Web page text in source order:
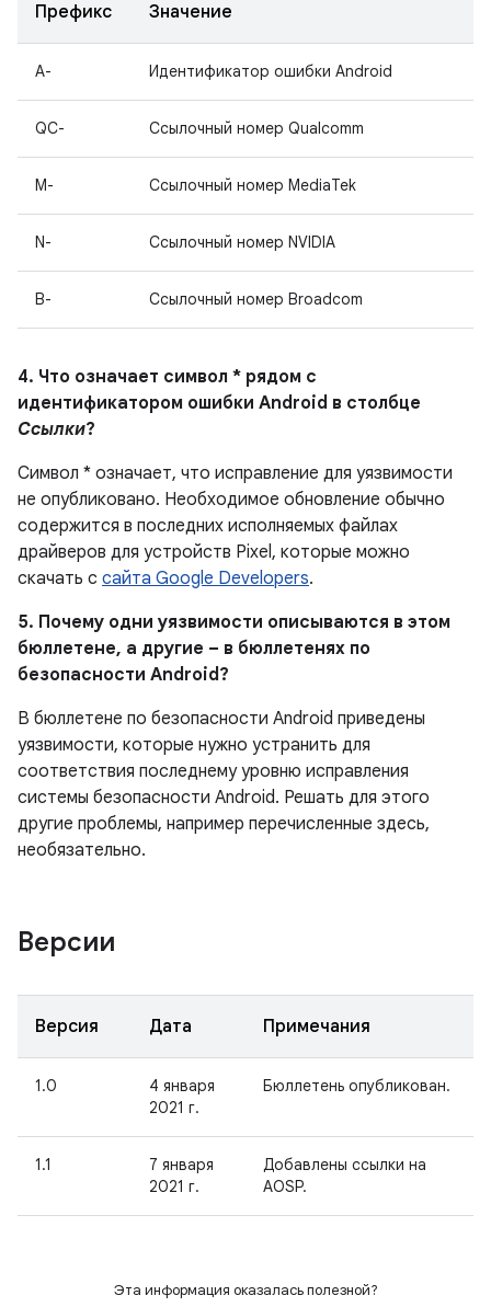
Префикс Значение
A- Идентификатор ошибки Android
QC- Ссылочный номер Qualcomm
M- Ссылочный номер MediaTek
N- Ссылочный номер NVIDIA
B- Ссылочный номер Broadcom
4. Что означает символ * рядом с
идентификатором ошибки Android в столбце
Ссылки?
Символ * означает, что исправление для уязвимости
не опубликовано. Необходимое обновление обычно
содержится в последних исполняемых файлах
драйверов для устройств Pixel, которые можно
скачать с сайта Google Developers.
5. Почему одни уязвимости описываются в этом
бюллетене, а другие – в бюллетенях по
безопасности Android?
В бюллетене по безопасности Android приведены
уязвимости, которые нужно устранить для
соответствия последнему уровню исправления
системы безопасности Android. Решать для этого
другие проблемы, например перечисленные здесь,
необязательно.
Версии
Версия Дата Примечания
1.0
4 января
2021 г.
Бюллетень опубликован.
1.1
7 января
2021 г.
Добавлены ссылки на
AOSP.
Эта информация оказалась полезной?